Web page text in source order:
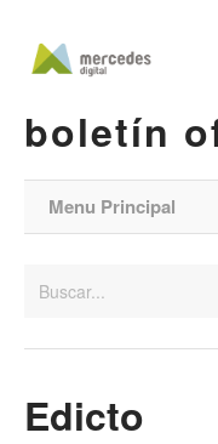
boletín
Menu Principal
Edicto